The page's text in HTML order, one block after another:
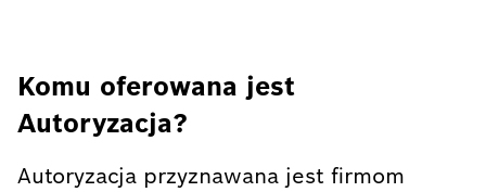
Komu oferowana jest
Autoryzacja?
Autoryzacja przyznawana jest firmom